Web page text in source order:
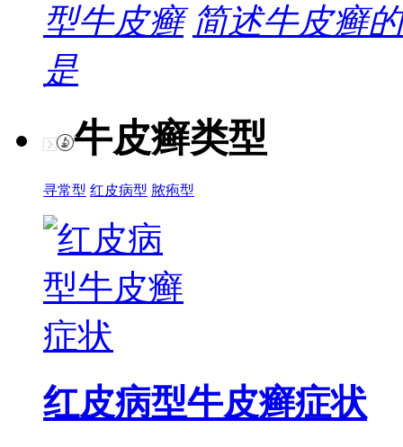
型牛皮癣 简述牛皮癣
是
牛皮癣类型
寻常型 红皮病型 脓疱型
红皮病型牛皮癣症状